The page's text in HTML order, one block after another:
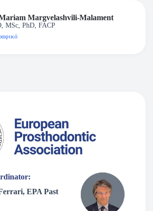
Margvelashvili-Malament
MSc, PhD, FACP
EPA Past